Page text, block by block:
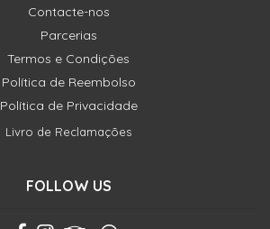
Contacte-nos
Parcerias
Termos e Condições
Política de Reembolso
Política de Privacidade
Livro de Reclamações
FOLLOW US